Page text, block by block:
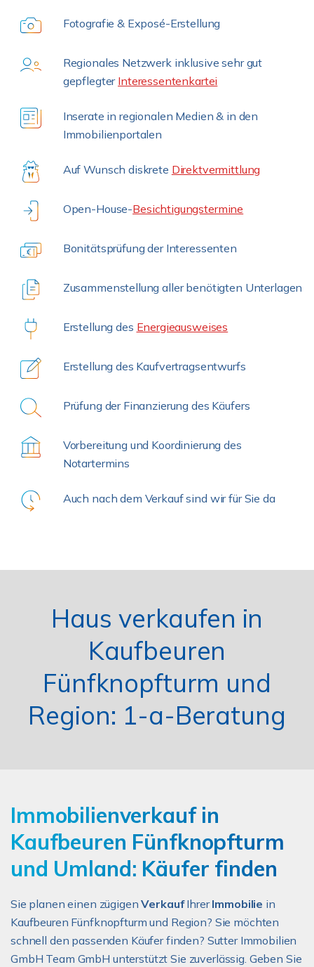
Fotografie & Exposé-Erstellung
Regionales Netzwerk inklusive sehr gut
gepflegter Interessentenkartei
Inserate in regionalen Medien & in den
Immobilienportalen
Auf Wunsch diskrete Direktvermittlung
Open-House-Besichtigungstermine
Bonitätsprüfung der Interessenten
Zusammenstellung aller benötigten Unterlagen
Erstellung des Energieausweises
Erstellung des Kaufvertragsentwurfs
Prüfung der Finanzierung des Käufers
Vorbereitung und Koordinierung des
Notartermins
Auch nach dem Verkauf sind wir für Sie da
Haus verkaufen in
Kaufbeuren
Fünfknopfturm und
Region: 1-a-Beratung
Immobilienverkauf in
Kaufbeuren Fünfknopfturm
und Umland: Käufer finden
Sie planen einen zügigenVerkaufIhrerImmobilie in
Kaufbeuren Fünfknopfturm und Region? Sie möchten
schnell den passenden Käufer finden? Sutter Immobilien
GmbH Team GmbH unterstützt Sie zuverlässig. Geben Sie